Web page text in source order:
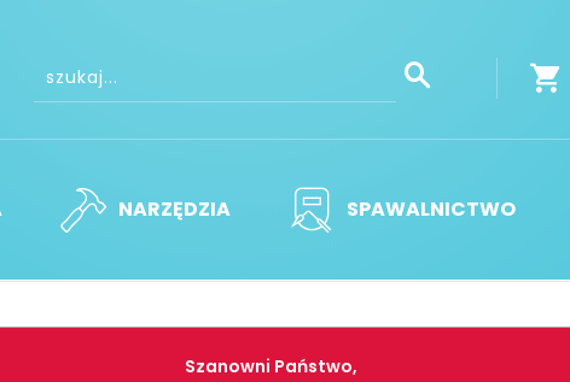
NARZĘDZIA SPAWALNICTWO
Szanowni Państwo,